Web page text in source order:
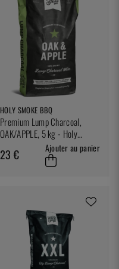
HOLY SMOKE BBQ
Premium Lump Charcoal,
OAK/APPLE, 5 kg - Holy
23 € Ajouter au panier